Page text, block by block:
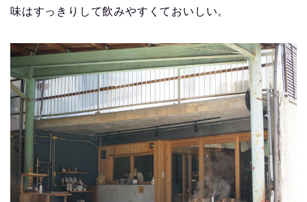
味はすっきりして飲みやすくておいしい。